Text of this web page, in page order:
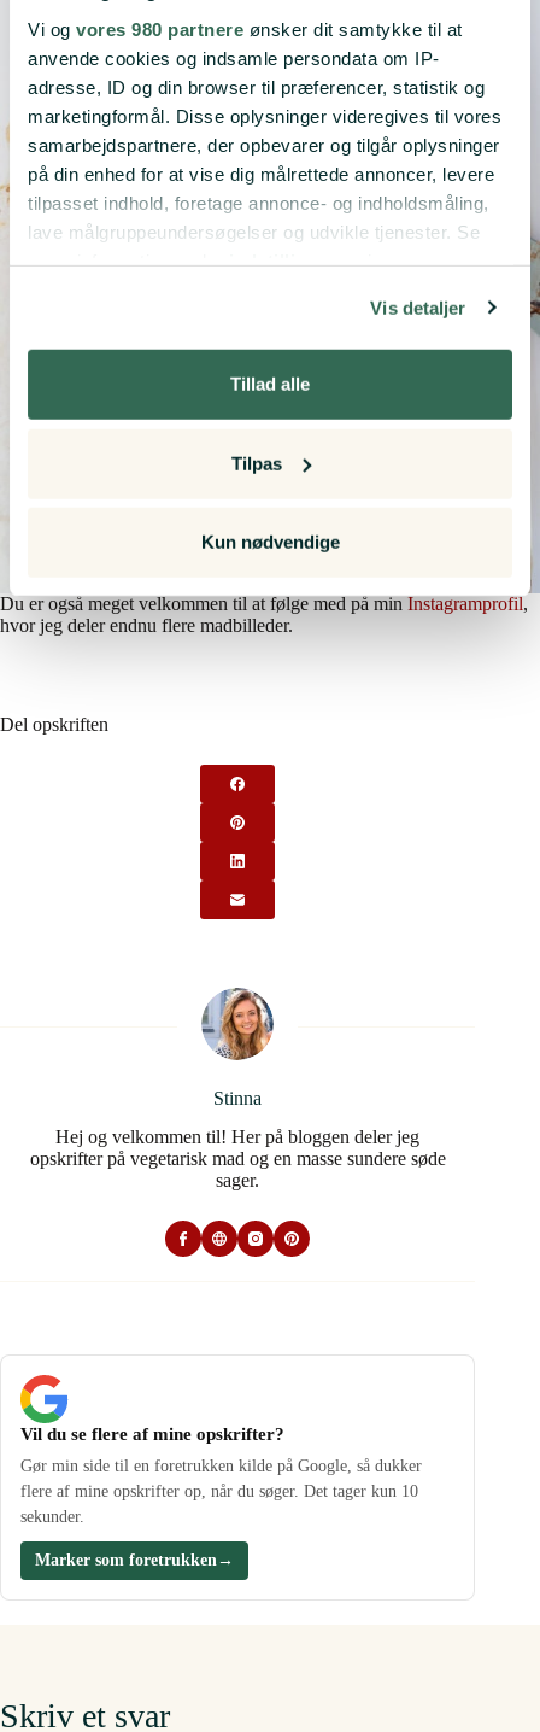
Vi og vores 980 partnere ønsker dit samtykke til at
anvende cookies og indsamle persondata om IP-
adresse, ID og din browser til præferencer, statistik og
marketingformål. Disse oplysninger videregives til vores
samarbejdspartnere, der opbevarer og tilgår oplysninger
på din enhed for at vise dig målrettede annoncer, levere
tilpasset indhold, foretage annonce- og indholdsmåling,
lave målgruppeundersøgelser og udvikle tjenester. Se
"Cookiedeklaration", eller ved at trykke på "Privacy
Indsamle præcise oplysninger om din placering,
dens unikke karakteristika (fingerprinting)
din brug af vores hjemmeside med vores partnere inden
for sociale medier, annonceringspartnere og
analysepartnere. Vores partnere kan kombinere disse
data med andre oplysninger, du har givet dem, eller som
de har indsamlet fra din brug af deres tjenester.
10 third parties
Vis detaljer
Tillad alle
Tilpas
Kun nødvendige
Du er også meget velkommen til at følge med på min Instagramprofil,
hvor jeg deler endnu flere madbilleder.
Del opskriften
Stinna
Hej og velkommen til! Her på bloggen deler jeg
opskrifter på vegetarisk mad og en masse sundere søde
sager.
Vil du se flere af mine opskrifter?
Gør min side til en foretrukken kilde på Google, så dukker
flere af mine opskrifter op, når du søger. Det tager kun 10
sekunder.
Marker som foretrukken→
Skriv et svar